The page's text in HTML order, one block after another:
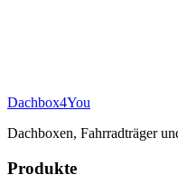
Dachbox4You
Dachboxen, Fahrradträger
Produkte